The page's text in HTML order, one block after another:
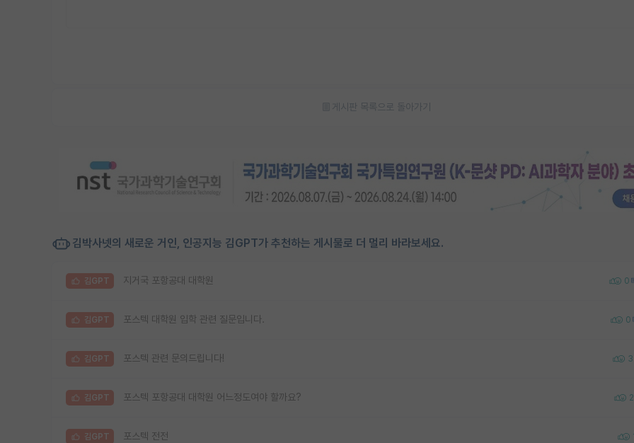
게시판 목록으로 돌아가기
김박사넷의 새로운 거인, 인공지능 김GPT가 추천하는 게시물로 더 멀리 바라보세요.
김GPT 지거국 포항공대 대학원 0
김GPT 포스텍 대학원 입학 관련 질문입니다. 0
김GPT 포스텍 관련 문의드립니다! 3
김GPT 포스텍 포항공대 대학원 어느정도여야 할까요? 2
김GPT 포스텍 전전